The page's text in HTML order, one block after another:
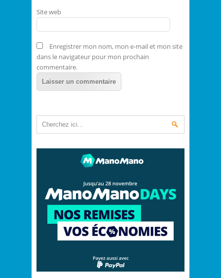
Site web
Enregistrer mon nom, mon e-mail et mon site
dans le navigateur pour mon prochain
commentaire.